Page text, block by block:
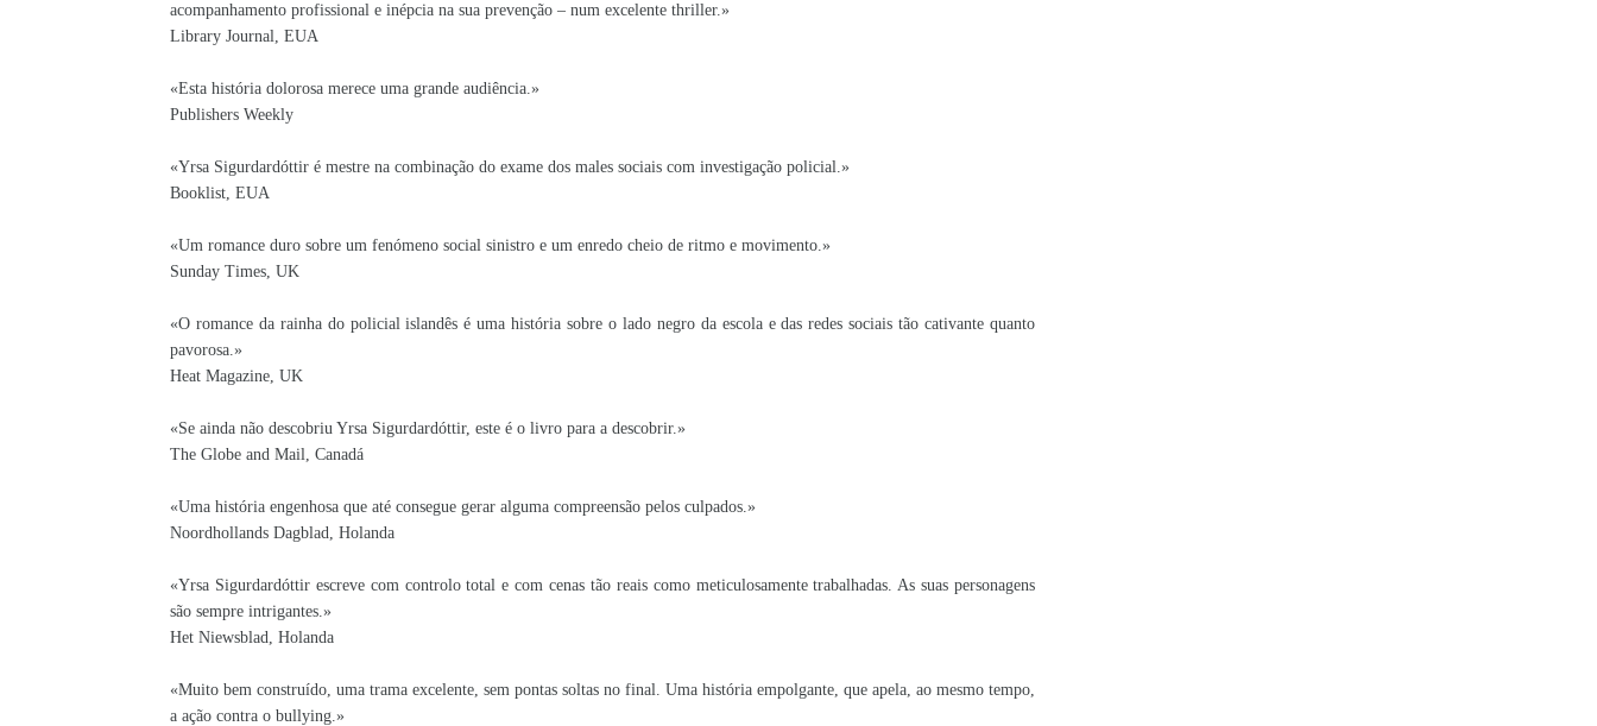
acompanhamento profissional e inépcia na sua prevenção – num excelente thriller.»
Library Journal, EUA
«Esta história dolorosa merece uma grande audiência.»
Publishers Weekly
«Yrsa Sigurdardóttir é mestre na combinação do exame dos males sociais com investigação policial.»
Booklist, EUA
«Um romance duro sobre um fenómeno social sinistro e um enredo cheio de ritmo e movimento.»
Sunday Times, UK
«O romance da rainha do policial islandês é uma história sobre o lado negro da escola e das redes sociais tão cativante quanto
pavorosa.»
Heat Magazine, UK
«Se ainda não descobriu Yrsa Sigurdardóttir, este é o livro para a descobrir.»
The Globe and Mail, Canadá
«Uma história engenhosa que até consegue gerar alguma compreensão pelos culpados.»
Noordhollands Dagblad, Holanda
«Yrsa Sigurdardóttir escreve com controlo total e com cenas tão reais como meticulosamente trabalhadas. As suas personagens
são sempre intrigantes.»
Het Niewsblad, Holanda
«Muito bem construído, uma trama excelente, sem pontas soltas no final. Uma história empolgante, que apela, ao mesmo tempo,
a ação contra o bullying.»